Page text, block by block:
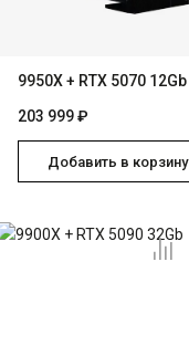
9950X + RTX 5070 12Gb
203 999 ₽
Добавить в корзину